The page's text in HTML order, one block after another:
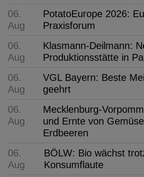
06.
Aug
PotatoEurope 2026:
Praxisforum
06.
Aug
Klasmann-Deilmann:
Produktionsstätte in
06.
Aug
VGL Bayern: Beste
geehrt
06.
Aug
Mecklenburg-
und Ernte von
Erdbeeren
06.
Aug
BÖLW: Bio wächst
Konsumflaute